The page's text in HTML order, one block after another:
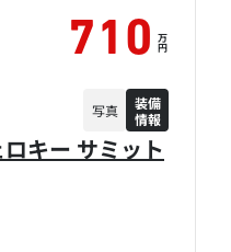
キー サミット
710 万
円
写真
装備
情報